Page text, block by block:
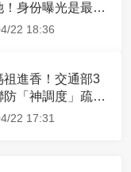
！身份曝光是最美
子不結婚
22 18:36
祖進香！交通部3
防「神調度」疏運
新高
22 17:31